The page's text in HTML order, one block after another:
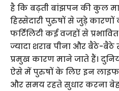
है कि बढ़ती बांझपन की कुल
हिस्सेदारी पुरुषों से जुड़े कारणों
फर्टिलिटी कई वजहों से
ज्यादा शराब पीना और बैठे-
प्रमुख कारण माने जाते हैं।
ऐसे में पुरुषों के लिए इन
और समय रहते सुधार करना